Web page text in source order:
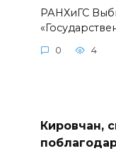
РАНХиГС
0 4
Кировчан,